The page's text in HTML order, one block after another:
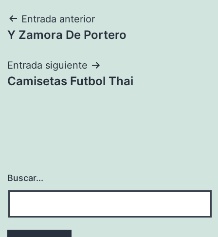
Navegación
de
entradas
Entrada anterior
Y Zamora De Portero
Entrada siguiente
Camisetas Futbol Thai
Buscar...